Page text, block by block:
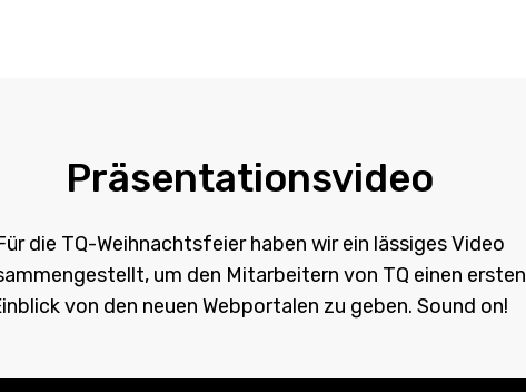
Präsentationsvideo
die TQ-Weihnachtsfeier haben wir ein lässiges Video
um den Mitarbeitern von TQ einen ersten
von den neuen Webportalen zu geben. Sound on!